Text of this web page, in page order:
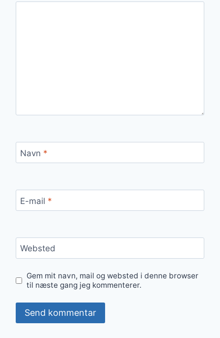
Navn *
E-mail *
Websted
Gem mit navn, mail og websted i denne browser
til næste gang jeg kommenterer.